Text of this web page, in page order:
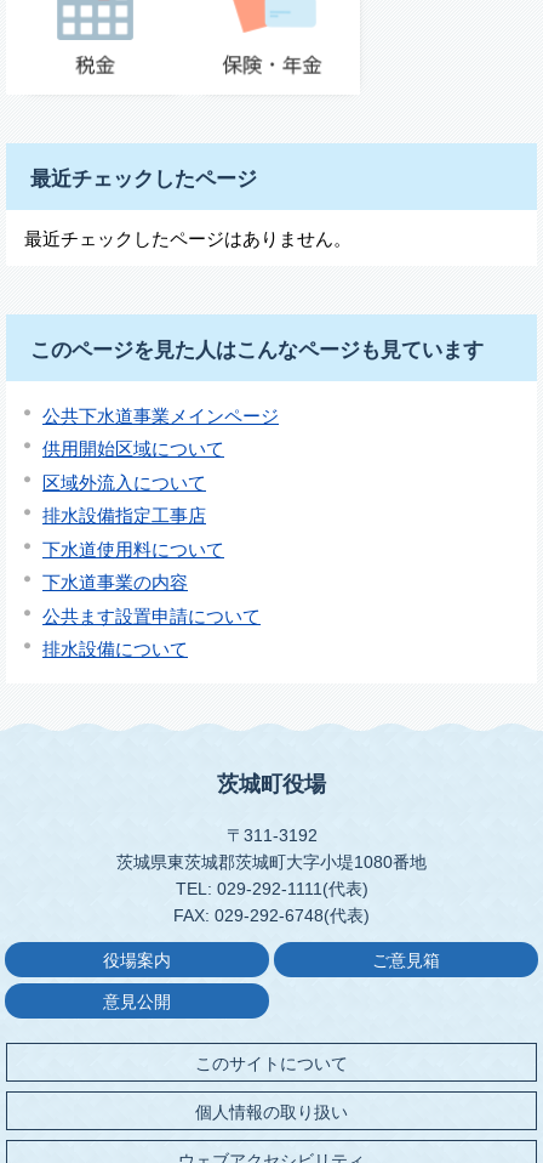
最近チェックしたページ
最近チェックしたページはありません。
このページを見た人はこんなページも見ています
公共下水道事業メインページ
供用開始区域について
区域外流入について
排水設備指定工事店
下水道使用料について
下水道事業の内容
公共ます設置申請について
排水設備について
茨城町役場
〒311-3192
茨城県東茨城郡茨城町大字小堤1080番地
TEL: 029-292-1111(代表)
FAX: 029-292-6748(代表)
役場案内 ご意見箱
意見公開
このサイトについて
個人情報の取り扱い